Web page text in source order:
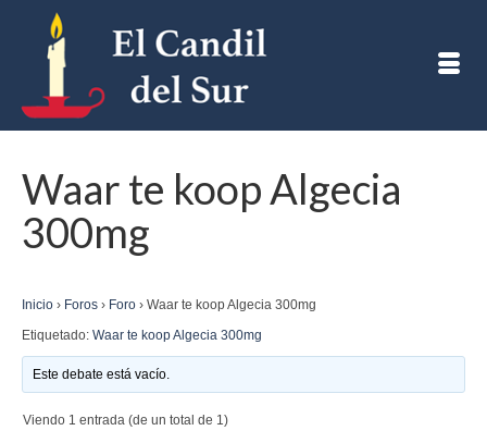
Waar te koop Algecia
300mg
Inicio › Foros › Foro › Waar te koop Algecia 300mg
Etiquetado: Waar te koop Algecia 300mg
Este debate está vacío.
Viendo 1 entrada (de un total de 1)